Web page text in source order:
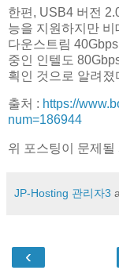
한편, USB4 버전
능을 지원하지만
다운스트림
중인 인텔도
획인 것으로 알려졌
출처 : https://
num=186944
위 포스팅이 문제
JP-Hosting 관리자3
‹